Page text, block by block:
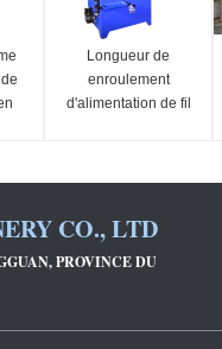
Longueur de
enroulement
d'alimentation de fil
CO., LTD
PROVINCE DU